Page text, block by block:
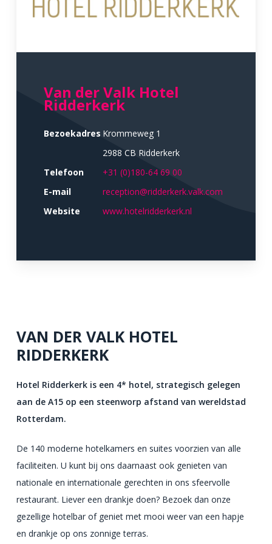
Van der Valk Hotel
Ridderkerk
Bezoekadres Krommeweg 1
2988 CB Ridderkerk
Telefoon
+31 (0)180-64 69 00
E-mail
reception@ridderkerk.valk.com
Website
www.hotelridderkerk.nl
VAN DER VALK HOTEL
RIDDERKERK
Hotel Ridderkerk is een 4* hotel, strategisch gelegen
aan de A15 op een steenworp afstand van wereldstad
Rotterdam.
De 140 moderne hotelkamers en suites voorzien van alle
faciliteiten. U kunt bij ons daarnaast ook genieten van
nationale en internationale gerechten in ons sfeervolle
restaurant. Liever een drankje doen? Bezoek dan onze
gezellige hotelbar of geniet met mooi weer van een hapje
en drankje op ons zonnige terras.